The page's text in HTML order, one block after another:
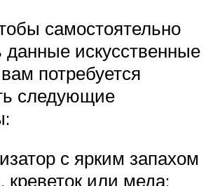
самостоятельно
данные искусственные
потребуется
следующие
с ярким запахом
креветок или меда;